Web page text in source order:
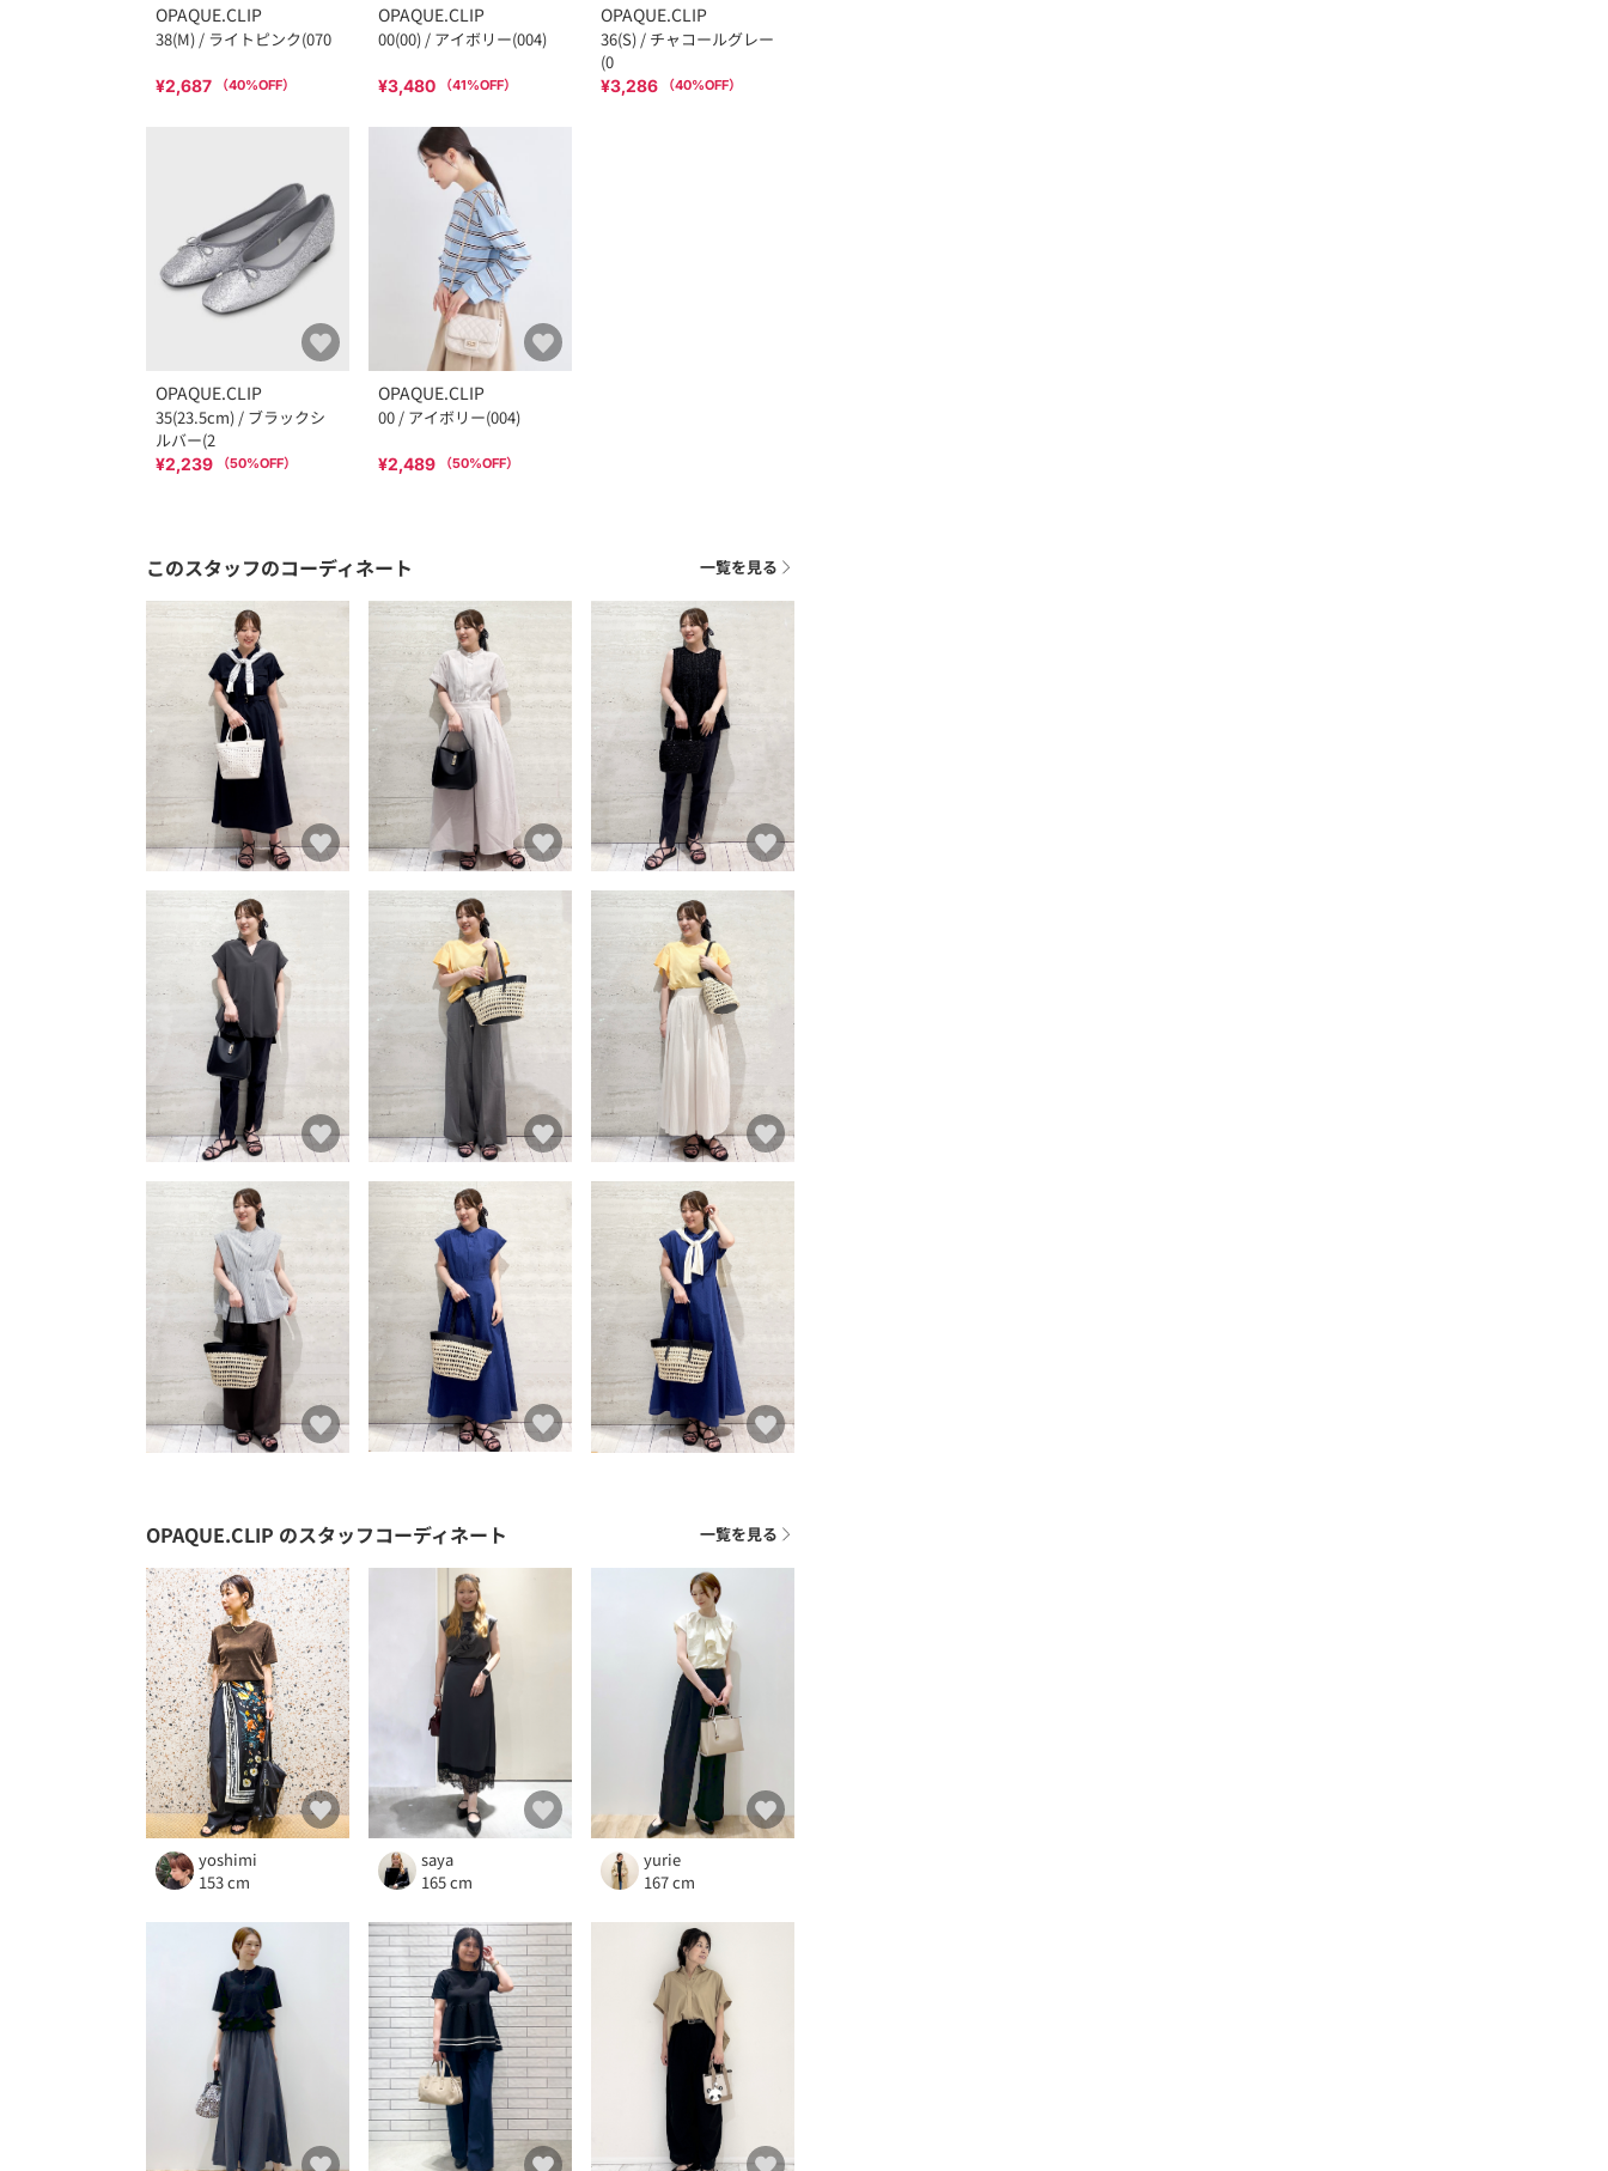
OPAQUE.CLIP
38(M) / ライトピンク(070
¥2,687 （40%OFF）
OPAQUE.CLIP
00(00) / アイボリー(004)
¥3,480 （41%OFF）
OPAQUE.CLIP
36(S) / チャコールグレー
(0
¥3,286 （40%OFF）
OPAQUE.CLIP
35(23.5cm) / ブラックシ
ルバー(2
¥2,239 （50%OFF）
OPAQUE.CLIP
00 / アイボリー(004)
¥2,489 （50%OFF）
このスタッフのコーディネート 一覧を見る
OPAQUE.CLIP のスタッフコーディネート 一覧を見る
yoshimi
153 cm
saya
165 cm
yurie
167 cm